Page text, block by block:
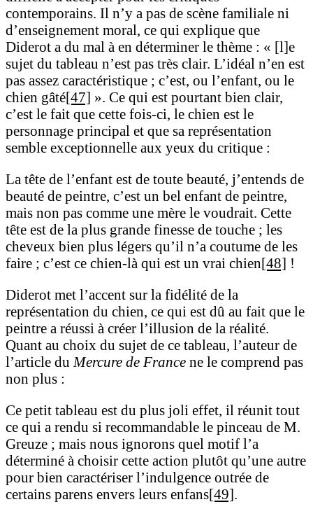
contemporains. Il n’y a pas de scène familiale ni
d’enseignement moral, ce qui explique que
Diderot a du mal à en déterminer le thème : « [l]e
sujet du tableau n’est pas très clair. L’idéal n’en est
pas assez caractéristique ; c’est, ou l’enfant, ou le
chien gâté[47] ». Ce qui est pourtant bien clair,
c’est le fait que cette fois-ci, le chien est le
personnage principal et que sa représentation
semble exceptionnelle aux yeux du critique :
La tête de l’enfant est de toute beauté, j’entends de
beauté de peintre, c’est un bel enfant de peintre,
mais non pas comme une mère le voudrait. Cette
tête est de la plus grande finesse de touche ; les
cheveux bien plus légers qu’il n’a coutume de les
faire ; c’est ce chien-là qui est un vrai chien[48] !
Diderot met l’accent sur la fidélité de la
représentation du chien, ce qui est dû au fait que le
peintre a réussi à créer l’illusion de la réalité.
Quant au choix du sujet de ce tableau, l’auteur de
l’article du Mercure de France ne le comprend pas
non plus :
Ce petit tableau est du plus joli effet, il réunit tout
ce qui a rendu si recommandable le pinceau de M.
Greuze ; mais nous ignorons quel motif l’a
déterminé à choisir cette action plutôt qu’une autre
pour bien caractériser l’indulgence outrée de
certains parens envers leurs enfans[49]